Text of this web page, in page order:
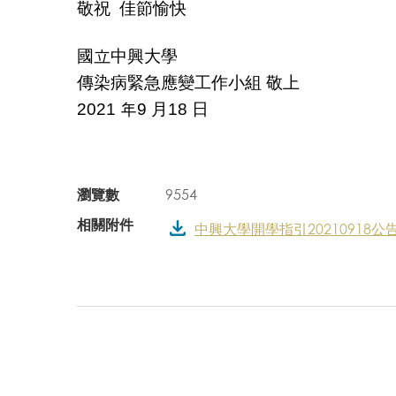
敬祝 佳節愉快
國立中興大學
傳染病緊急應變工作小組 敬上
2021 年9 月18 日
瀏覽數
9554
相關附件
中興大學開學指引20210918公